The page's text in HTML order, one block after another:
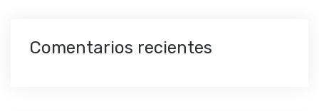
Comentarios recientes